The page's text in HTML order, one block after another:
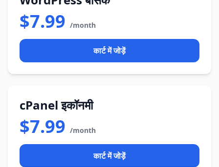
$7.99 /month
कार्ट में जोड़ें
cPanel इकॉनमी
$7.99 /month
कार्ट में जोड़ें